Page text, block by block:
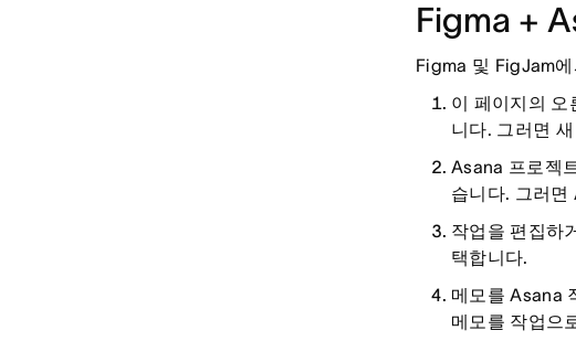
Figma +
Figma 및 FigJam
이 페이지의
니다. 그러면
Asana 프로젝
습니다. 그러면
작업을 편집하
택합니다.
메모를 Asana
메모를 작업으